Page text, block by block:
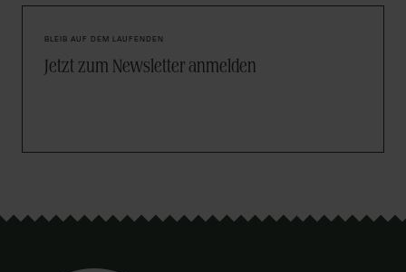
BLEIB AUF DEM LAUFENDEN
Jetzt zum Newsletter anmelden